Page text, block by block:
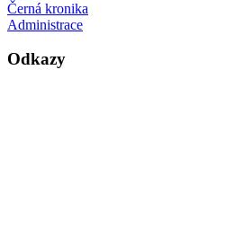
Černá kronika
Administrace
Odkazy